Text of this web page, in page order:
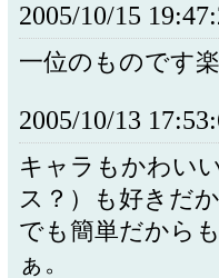
2005/10/15
一位のものです
2005/10/13
キャラもかわい
ス？）も好きだ
でも簡単だから
ぁ。